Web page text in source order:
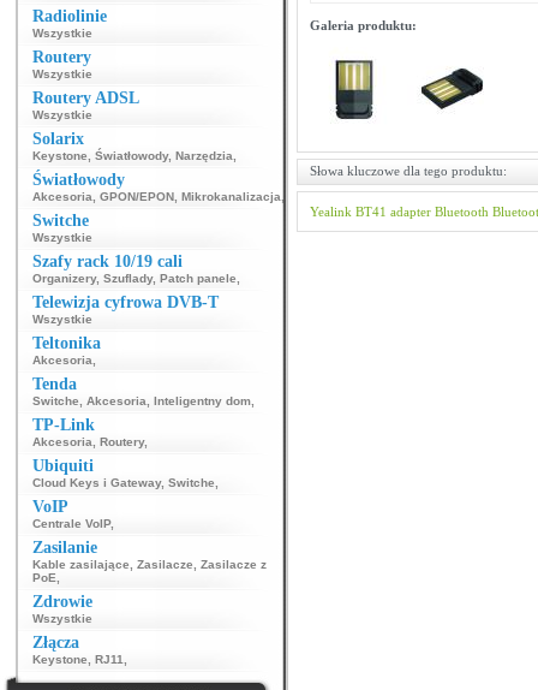
Radiolinie
Wszystkie
Routery
Wszystkie
Routery ADSL
Wszystkie
Solarix
Keystone Światłowody, Narzędzia
Światłowody
Akcesoria GPON/EPON Mikrokanalizacja
Switche
Wszystkie
Szafy rack 10/19 cali
Organizery, Szuflady, Patch panele
Telewizja cyfrowa DVB-T
Wszystkie
Teltonika
Akcesoria
Tenda
Switche Akcesoria Inteligentny dom
TP-Link
Akcesoria Routery,
Ubiquiti
Cloud Keys i Gateway, Switche
VoIP
Centrale VoIP,
Zasilanie
Kable zasilające Zasilacze
Zasilacze z
PoE
Zdrowie
Wszystkie
Złącza
Keystone RJ11
Galeria produktu:
Słowa kluczowe dla tego produktu:
Yealink BT41 adapter Bluetooth